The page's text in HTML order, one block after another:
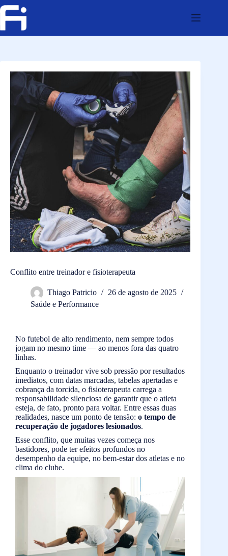
Conflito entre treinador e fisioterapeuta
Thiago Patricio
26 de agosto de 2025
Saúde e Performance
No futebol de alto rendimento, nem sempre todos
jogam no mesmo time — ao menos fora das quatro
linhas.
Enquanto o treinador vive sob pressão por resultados
imediatos, com datas marcadas, tabelas apertadas e
cobrança da torcida, o fisioterapeuta carrega a
responsabilidade silenciosa de garantir que o atleta
esteja, de fato, pronto para voltar. Entre essas duas
realidades, nasce um ponto de tensão: o tempo de
recuperação de jogadores lesionados.
Esse conflito, que muitas vezes começa nos
bastidores, pode ter efeitos profundos no
desempenho da equipe, no bem-estar dos atletas e no
clima do clube.